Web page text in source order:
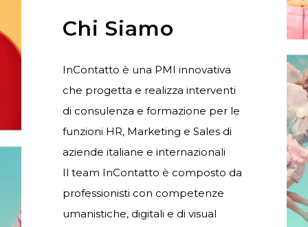
Chi Siamo
InContatto è una PMI innovativa
che progetta e realizza interventi
di consulenza e formazione per le
funzioni HR, Marketing e Sales di
aziende italiane e internazionali
Il team InContatto è composto da
professionisti con competenze
umanistiche, digitali e di visual